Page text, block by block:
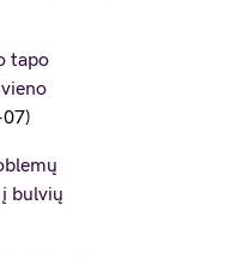
tapo
bulvių